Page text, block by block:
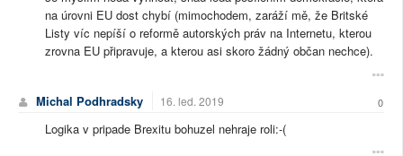
na úrovni EU dost chybí (mimochodem, zaráží mě, že Britské
Listy víc nepíší o reformě autorských práv na Internetu, kterou
zrovna EU připravuje, a kterou asi skoro žádný občan nechce).
Michal Podhradsky 16. led. 2019 0
Logika v pripade Brexitu bohuzel nehraje roli:-(